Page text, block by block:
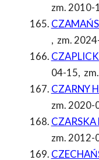
zm. 2010-
, zm.
04-15,
CZARNY
zm. 2020-
CZARSKA
zm. 2012-